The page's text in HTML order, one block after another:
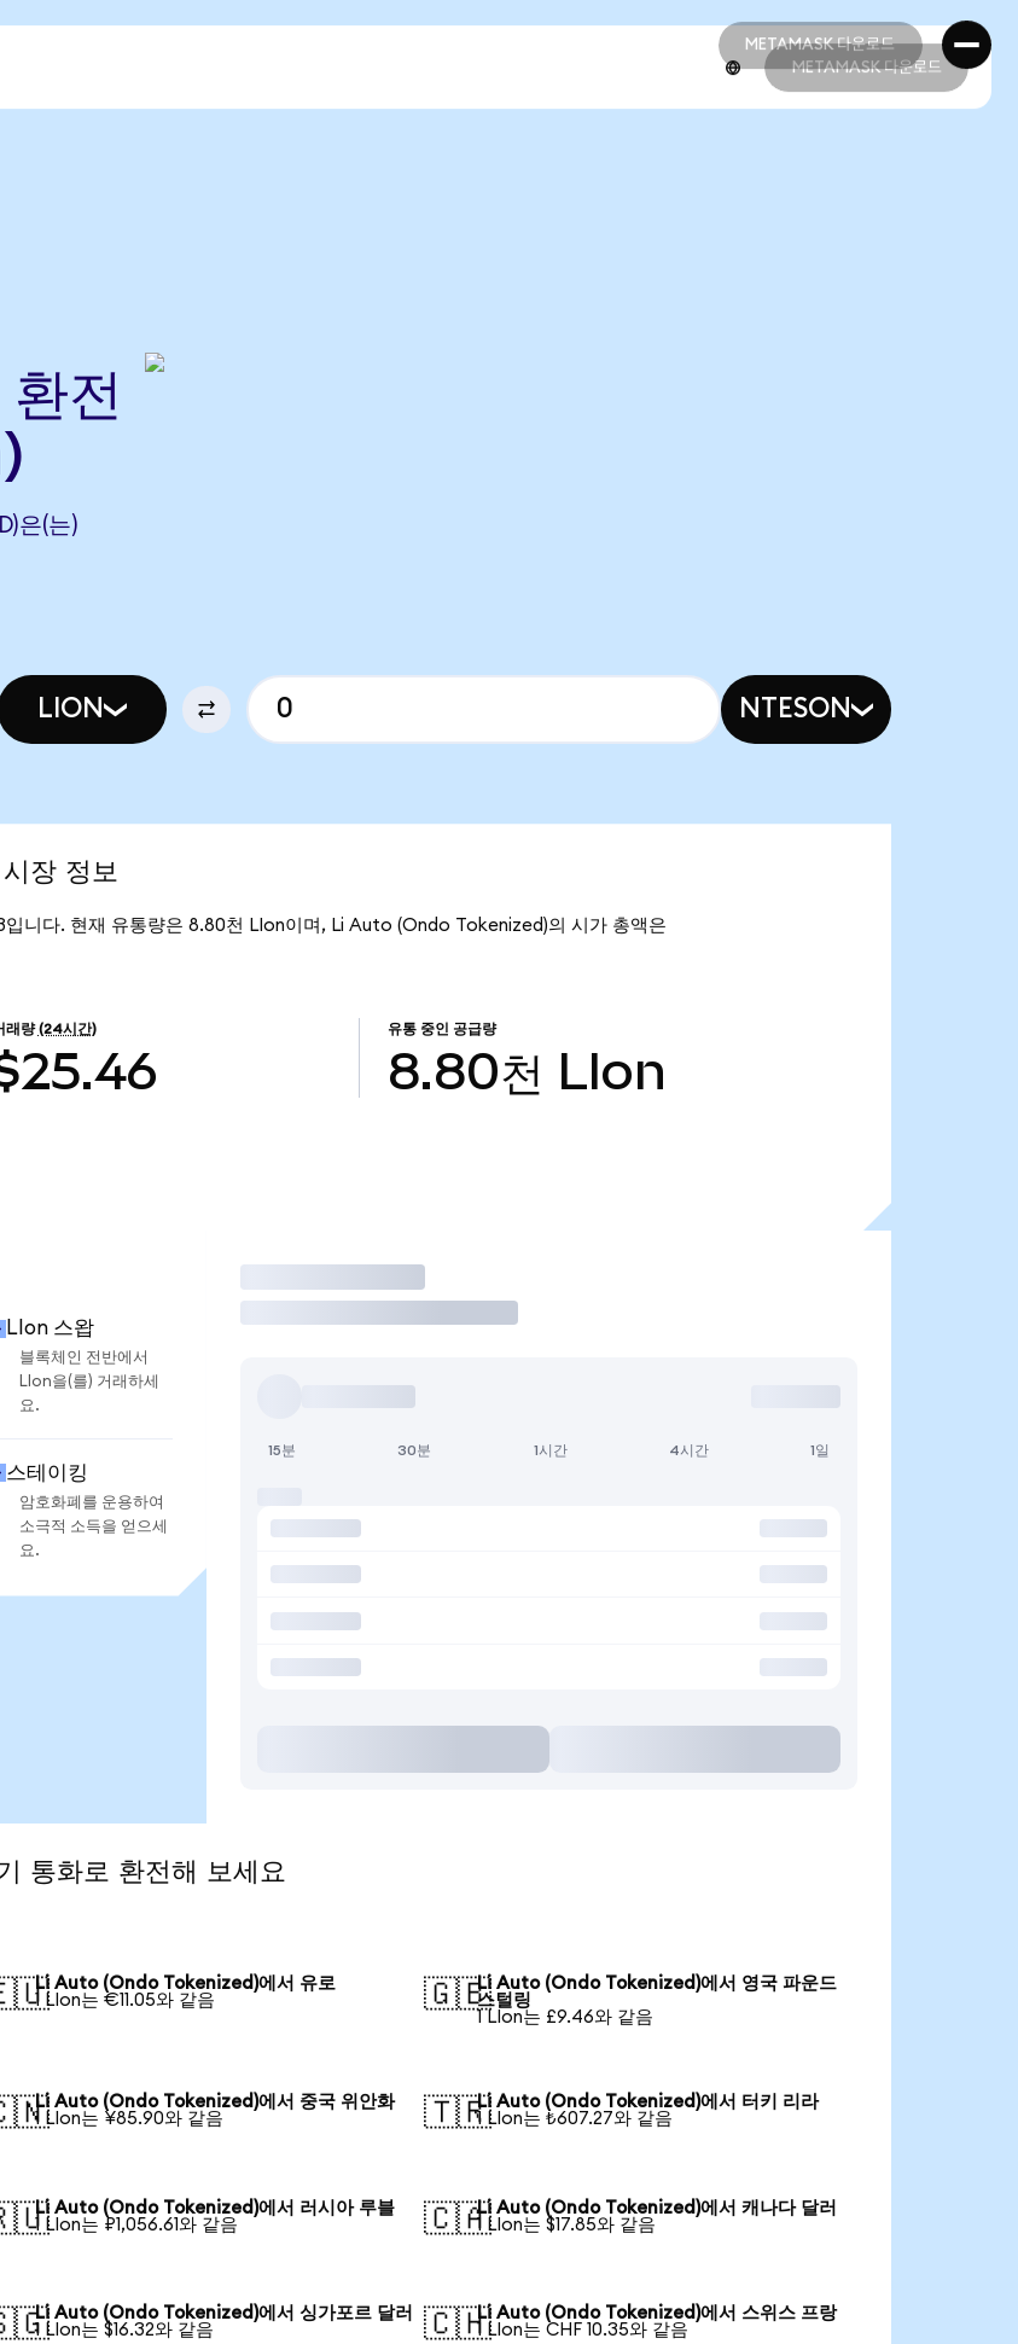
METAMASK 다운로드
METAMASK 다운로드
METAMASK 다운로드
전
은(는)
LION NTESON
장 정보
니다. 현재 유통량은 8.80천 LIon이며, Li Auto (Ondo Tokenized)의 시가 총액은
래량 (24시간) 유통 중인 공급량
8.80천 LIon
LIon 스왑
블록체인 전반에서
LIon을(를) 거래하세
요.
스테이킹
암호화폐를 운용하여
소극적 소득을 얻으세
요.
거래
15분 30분 1시간 4시간 1일
화로 환전해 보세요
Li Auto (Ondo Tokenized)에서 유로
1 LIon는 €11.05와 같음
🇬🇧Li Auto (Ondo Tokenized)에서 영국 파운드
스털링
1 LIon는 £9.46와 같음
Li Auto (Ondo Tokenized)에서 중국 위안화
1 LIon는 ¥85.90와 같음
🇹🇷Li Auto (Ondo Tokenized)에서 터키 리라
1 LIon는 ₺607.27와 같음
Li Auto (Ondo Tokenized)에서 러시아 루블
1 LIon는 ₽1,056.61와 같음
🇨🇦Li Auto (Ondo Tokenized)에서 캐나다 달러
1 LIon는 $17.85와 같음
Li Auto (Ondo Tokenized)에서 싱가포르 달러
1 LIon는 $16.32와 같음
🇨🇭Li Auto (Ondo Tokenized)에서 스위스 프랑
1 LIon는 CHF 10.35와 같음